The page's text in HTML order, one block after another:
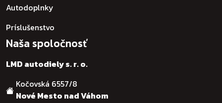
Autodoplnky
Príslušenstvo
Naša spoločnosť
LMD autodiely s. r. o.
Kočovská 6557/8
Nové Mesto nad Váhom